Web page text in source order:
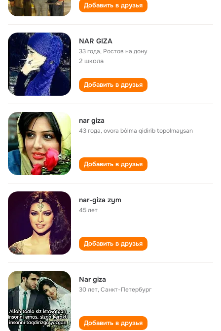
Добавить в друзья
NAR GIZA
33 года, Ростов на дону
2 школа
Добавить в друзья
nar giza
43 года,ovora bòlma qidirib topolmaysan
Добавить в друзья
nar-giza zym
45 лет
Добавить в друзья
Nar giza
30 лет,Санкт-Петербург
Добавить в друзья